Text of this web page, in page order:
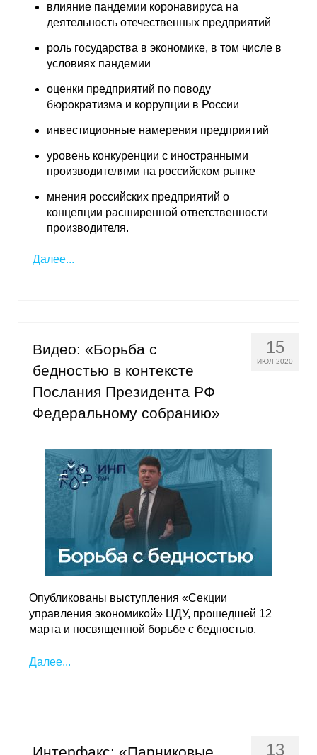
Российская Система Климатического
Мониторинга
Центр «Климатическая политика и
Образование и карьера
Кафедра МАДИ
Аспирантура
Нормативные документы
О совете
Материалы
Конкурсы и вакансии
влияние пандемии коронавируса на
деятельность отечественных предприятий
роль государства в экономике, в том числе в
условиях пандемии
оценки предприятий по поводу
бюрократизма и коррупции в России
инвестиционные намерения предприятий
уровень конкуренции с иностранными
производителями на российском рынке
мнения российских предприятий о
концепции расширенной ответственности
производителя.
Далее...
15
ИЮЛ 2020
Видео: «Борьба с
бедностью в контексте
Послания Президента РФ
Федеральному собранию»
Опубликованы выступления «Секции
управления экономикой» ЦДУ, прошедшей 12
марта и посвященной борьбе с бедностью.
Далее...
13